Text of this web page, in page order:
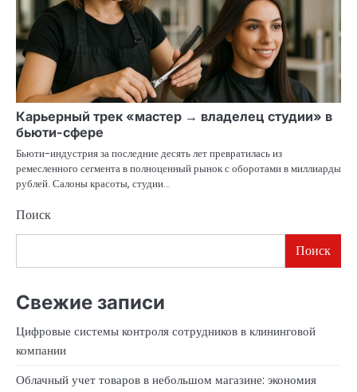
Карьерный трек «мастер → владелец студии» в
бьюти-сфере
Бьюти-индустрия за последние десять лет превратилась из
ремесленного сегмента в полноценный рынок с оборотами в миллиарды
рублей. Салоны красоты, студии…
Поиск
Поиск
Свежие записи
Цифровые системы контроля сотрудников в клининговой
компании
Облачный учет товаров в небольшом магазине: экономия